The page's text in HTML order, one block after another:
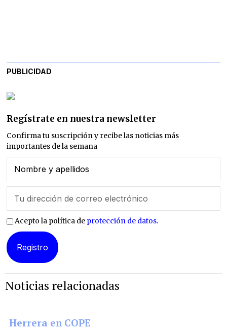
PUBLICIDAD
Regístrate en nuestra newsletter
Confirma tu suscripción y recibe las noticias más
importantes de la semana
Acepto la política de protección de datos.
Noticias relacionadas
Herrera en COPE